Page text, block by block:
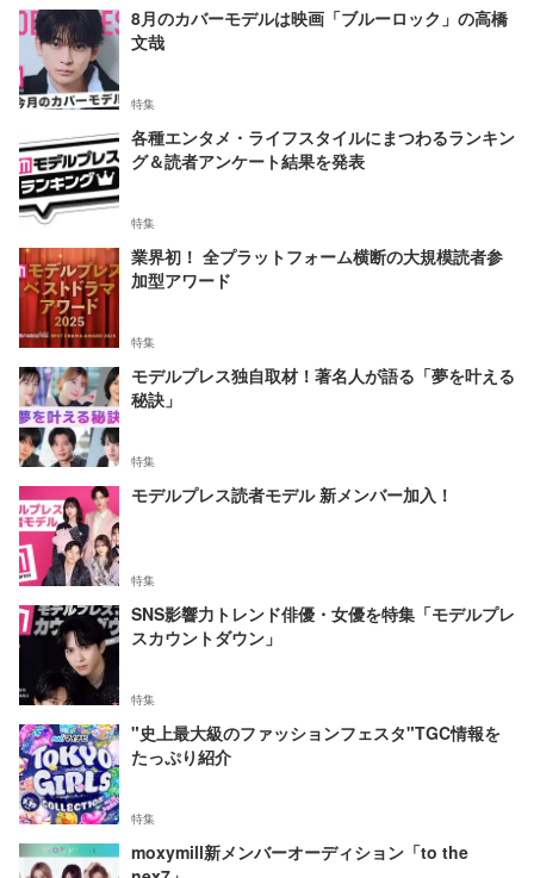
8月のカバーモデルは映画「ブルーロック」の高橋
文哉
特集
各種エンタメ・ライフスタイルにまつわるランキン
グ＆読者アンケート結果を発表
特集
業界初！ 全プラットフォーム横断の大規模読者参
加型アワード
特集
モデルプレス独自取材！著名人が語る「夢を叶える
秘訣」
特集
モデルプレス読者モデル 新メンバー加入！
特集
SNS影響力トレンド俳優・女優を特集「モデルプレ
スカウントダウン」
特集
"史上最大級のファッションフェスタ"TGC情報を
たっぷり紹介
特集
moxymill新メンバーオーディション「to the